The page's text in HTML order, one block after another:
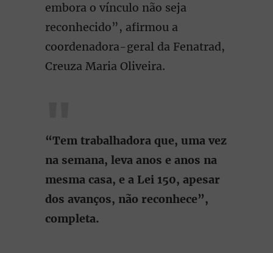
embora o vínculo não seja
reconhecido”, afirmou a
coordenadora-geral da Fenatrad,
Creuza Maria Oliveira.
“Tem trabalhadora que, uma vez
na semana, leva anos e anos na
mesma casa, e a Lei 150, apesar
dos avanços, não reconhece”,
completa.